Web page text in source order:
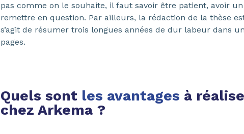
pas comme on le souhaite, il faut savoir être patient, avoir
remettre en question. Par ailleurs, la rédaction de la thèse
s’agit de résumer trois longues années de dur labeur dans
pages.
Quels sont les avantages à
chez Arkema ?